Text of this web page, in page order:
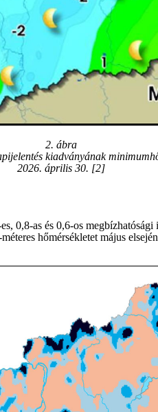
2. ábra
kiadványának
2026. április 30. [2]
0,8-as és 0,6-os
hőmérsékletet május